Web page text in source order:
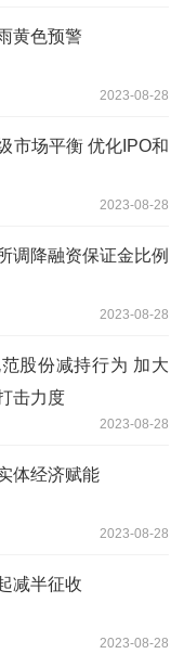
黄色预警
2023-08-28
市场平衡 优化IPO和
2023-08-28
调降融资保证金比例
2023-08-28
股份减持行为 加大
击力度
2023-08-28
体经济赋能
2023-08-28
减半征收
2023-08-28